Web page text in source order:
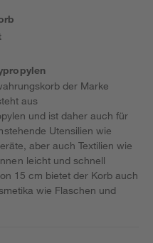
der Marke
aus
und ist daher auch für
Utensilien wie
aber auch Textilien wie
leicht und schnell
15 cm bietet der Korb auch
wie Flaschen und